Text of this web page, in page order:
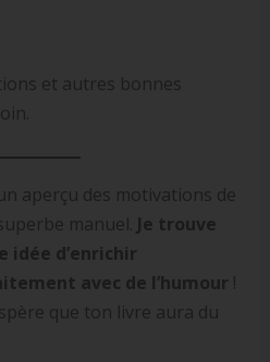
et autres bonnes
aperçu des motivations de
manuel. Je trouve
idée d’enrichir
avec de l’humour !
que ton livre aura du